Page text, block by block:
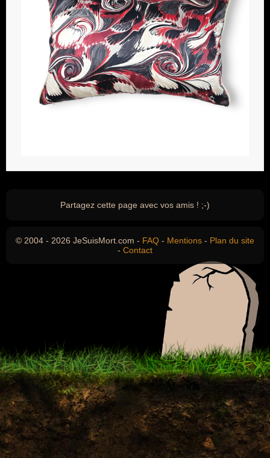
Partagez cette page avec vos amis ! ;-)
© 2004 - 2026 JeSuisMort.com - FAQ - Mentions - Plan du site
- Contact